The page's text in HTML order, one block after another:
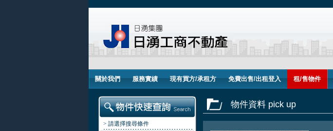
關於我們 服務實績 現有買方/承租方 免費出售/出租登入 租/售物件
> 請選擇搜尋條件
物件資料 pick up